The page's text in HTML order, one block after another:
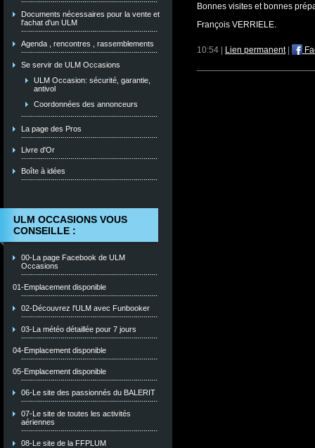
Documents nécessaires pour la vente et
l'achat d'un ULM
Agenda , rencontres , rassemblements
Se servir de ULM Occasions
ULM Occasion: sécurité, garantie,
antivol
Coordonnées des annonceurs
La page des Pros
Livre d'Or
Boîte à idées
ULM OCCASIONS VOUS
CONSEILLE :
00-La page Facebook de ULM
Occasions
01-Emplacement disponible
02-Découvrez l'ULM avec Funbooker
03-La météo détaillée pour 7 jours
04-Emplacement disponible
05-Emplacement disponible
06-Le site des passionnés du BALERIT
07-Le site de toutes les activités
aériennes
08-Le site de la FFPLUM
Bonnes visites et bonnes
François VERRIELE.
10:54 | Lien permanent|